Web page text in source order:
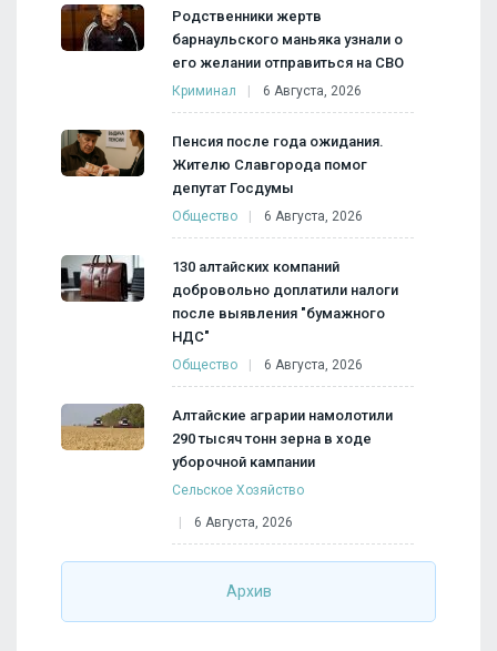
Родственники жертв
барнаульского маньяка узнали о
его желании отправиться на СВО
Криминал 6 Августа, 2026
Пенсия после года ожидания.
Жителю Славгорода помог
депутат Госдумы
Общество 6 Августа, 2026
130 алтайских компаний
добровольно доплатили налоги
после выявления "бумажного
НДС"
Общество 6 Августа, 2026
Алтайские аграрии намолотили
290 тысяч тонн зерна в ходе
уборочной кампании
Сельское Хозяйство
6 Августа, 2026
Архив